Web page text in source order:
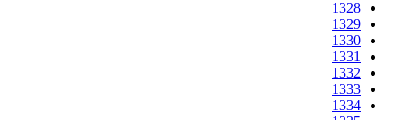
1328
1329
1330
1331
1332
1333
1334